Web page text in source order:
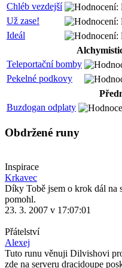
Chléb vezdejší
Už zase!
Ideál
Teleportační bomby
Pekelné podkovy
Buzdogan odplaty
Obdržené runy
Inspirace
Krkavec
Díky Tobě jsem o krok dál na
pomohl.
23. 3. 2007 v 17:07:01
Přátelství
Alexej
Tuto runu věnuji Dilvishovi
zde na serveru dracidoupe